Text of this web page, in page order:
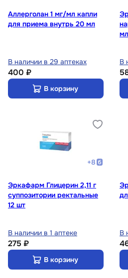
Аллерголан 1 мг/мл капли
для приема внутрь 20 мл
В наличии в 29 аптеках
400 ₽
В корзину
мл
В
+8
Эркафарм Глицерин 2,11 г
суппозитории ректальные
12 шт
В наличии в 1 аптеке
275 ₽
В корзину
В